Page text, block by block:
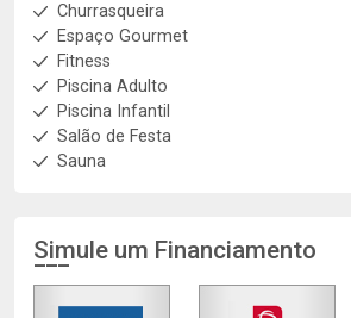
Churrasqueira
Espaço Gourmet
Fitness
Piscina Adulto
Piscina Infantil
Salão de Festa
Sauna
Simule um Financiamento